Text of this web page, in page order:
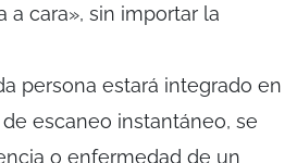
a cara», sin importar la
persona estará integrado en
escaneo instantáneo, se
o enfermedad de un